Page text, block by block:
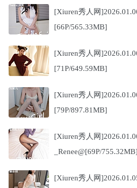
[Xiuren秀人网
[66P/565.33MB]
[Xiuren秀人网
[71P/649.59MB]
[Xiuren秀人网
[79P/897.81MB]
[Xiuren秀人网
_Renee@[69P/755.32MB]
[Xiuren秀人网